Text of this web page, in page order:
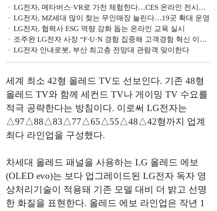
LG전자, 메타버스·VR로 가전 체험한다…CES 온라인 전시관 운영
LG전자, MZ세대 많이 찾는 무인매장 늘린다…19곳 확대 운영
LG전자, 협력사 ESG 역량 강화 돕는 온라인 교육 실시
조주완 LG전자 사장 “F·U·N 경험 집중해 고객경험 혁신 이루자”
LG전자 안내로봇, 부산 최고층 전망대 관람객 맞이한다
세계 최소 42형 올레드 TV도 선보인다. 기존 48형
올레드 TV와 함께 세컨드 TV나 게이밍 TV 수요를
적극 공략한다는 방침이다. 이로써 LG전자는
△97△88△83△77△65△55△48△42형까지 업계
최다 라인업을 구성했다.
차세대 올레드 패널을 사용하는 LG 올레드 에보
(OLED evo)는 보다 업그레이드된 LG전자 독자 영
상처리기술이 적용돼 기존 모델 대비 더 밝고 선명
한 화질을 표현한다. 올레드 에보 라인업은 작년 1